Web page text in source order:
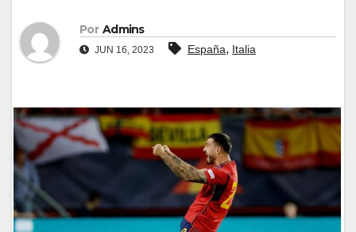
Por Admins
JUN 16, 2023 España, Italia